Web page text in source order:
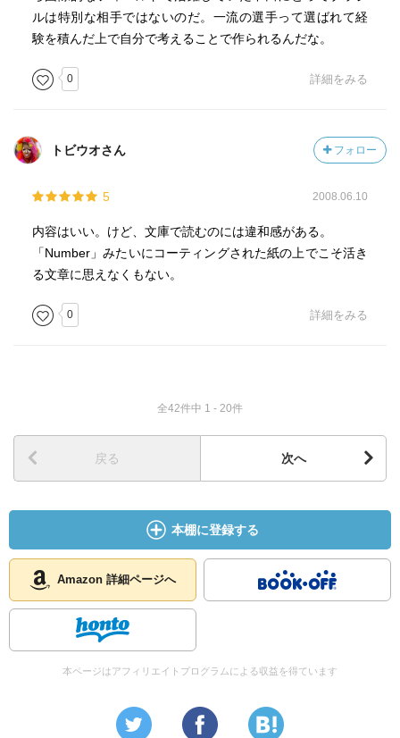
ルは特別な相手ではないのだ。一流の選手って選ばれて経
験を積んだ上で自分で考えることで作られるんだな。
0 詳細をみる
トビウオさん フォロー
5 2008.06.10
内容はいい。けど、文庫で読むのには違和感がある。
「Number」みたいにコーティングされた紙の上でこそ活き
る文章に思えなくもない。
0 詳細をみる
全42件中 1 - 20件
戻る 次へ
本棚に登録する
Amazon 詳細ページへ
本ページはアフィリエイトプログラムによる収益を得ています